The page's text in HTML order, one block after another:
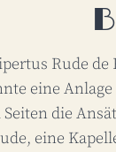
Rude
eine
die
eine